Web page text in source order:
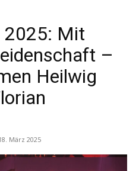
2025: Mit
–
Heilwig
März 2025